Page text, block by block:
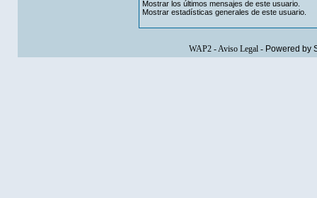
Mostrar los últimos mensajes de este usuario.
Mostrar estadísticas generales de este usuario.
WAP2-Aviso Legal- Powered by